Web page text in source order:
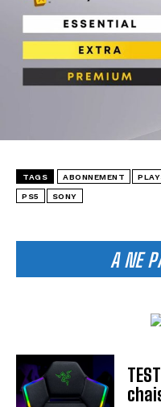
A NE
TAGS ABONNEMENT
PS5 SONY